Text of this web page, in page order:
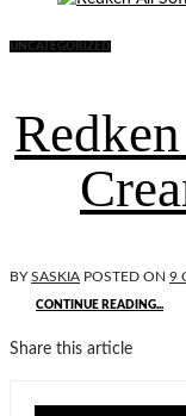
UNCATEGORIZED
BYSASKIA POSTED ON 9
CONTINUE READING...
Share this article